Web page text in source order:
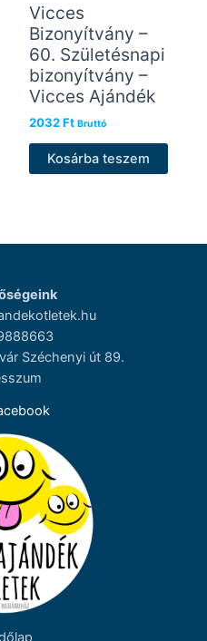
Vicces
Bizonyítvány –
60. Születésnapi
bizonyítvány –
Vicces Ajándék
2032Ft Bruttó
Kosárba teszem
Széchenyi út 89.